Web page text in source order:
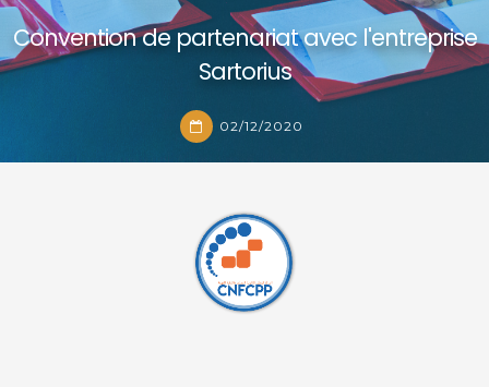
Convention de partenariat avec l'entreprise
Sartorius
02/12/2020